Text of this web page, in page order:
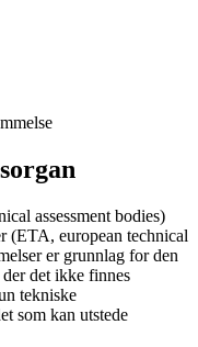
assessment bodies)
(ETA, european technical
er grunnlag for den
det ikke finnes
tekniske
som kan utstede